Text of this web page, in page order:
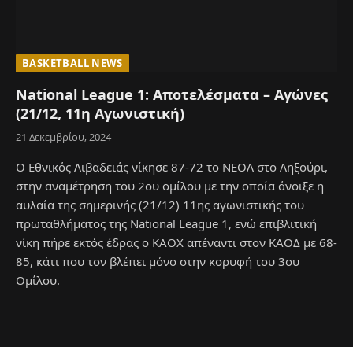
BASKETBALL NEWS
National League 1: Αποτελέσματα – Αγώνες
(21/12, 11η Αγωνιστική)
21 Δεκεμβρίου, 2024
O Εθνικός Λιβαδειάς νίκησε 87-72 το ΝΕΟΛ στο Ληξούρι,
στην αναμέτρηση του 2ου ομίλου με την οποία άνοιξε η
αυλαία της σημερινής (21/12) 11ης αγωνιστικής του
πρωταθλήματος της National League 1, ενώ επιβλιτική
νίκη πήρε εκτός έδρας ο ΚΑΟΧ απέναντι στον ΚΑΟΔ με 68-
85, κάτι που τον βλέπει μόνο στην κορυφή του 3ου
Ομίλου.